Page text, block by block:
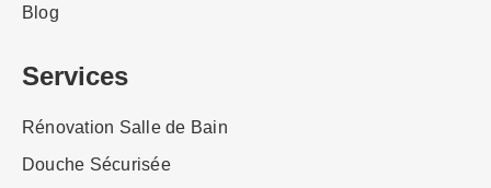
Blog
Services
Rénovation Salle de Bain
Douche Sécurisée